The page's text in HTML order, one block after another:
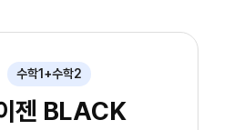
수학1+수학2
젠 BLACK